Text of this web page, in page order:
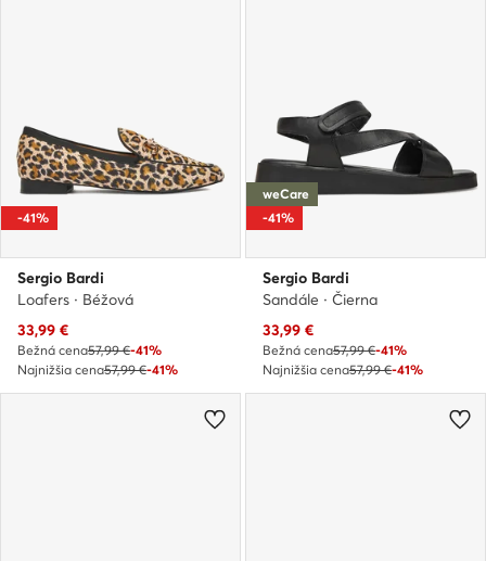
-41%
Sergio Bardi
Loafers · Béžová
Aktuálna cena
33,99 €
Bežná cena57,99 €-41%
Najnižšia cena57,99 €-41%
weCare
-41%
Sergio Bardi
Sandále · Čierna
Aktuálna cena
33,99 €
Bežná cena57,99 €-41%
Najnižšia cena57,99 €-41%